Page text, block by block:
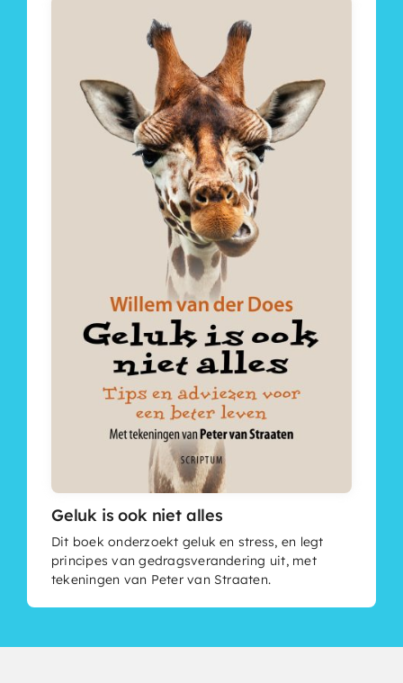
Geluk is ook niet alles
Dit boek onderzoekt geluk en stress, en legt
principes van gedragsverandering uit, met
tekeningen van Peter van Straaten.